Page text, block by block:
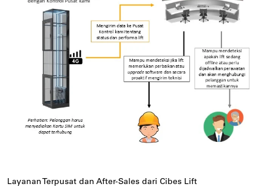
Layanan Terpusat dan After-Sales dari Cibes Lift